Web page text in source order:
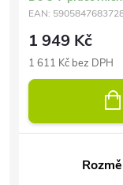
EAN:
1 949 Kč
1 611 Kč bez DPH